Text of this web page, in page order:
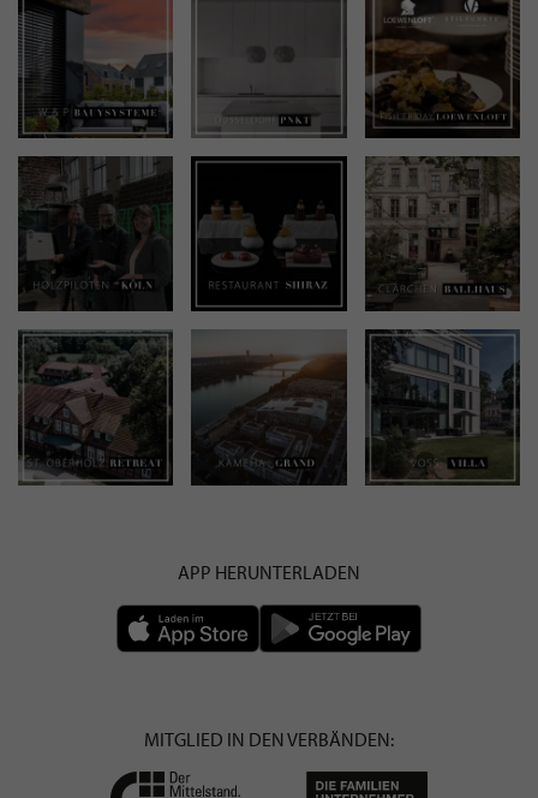
APP HERUNTERLADEN
MITGLIED IN DEN VERBÄNDEN: